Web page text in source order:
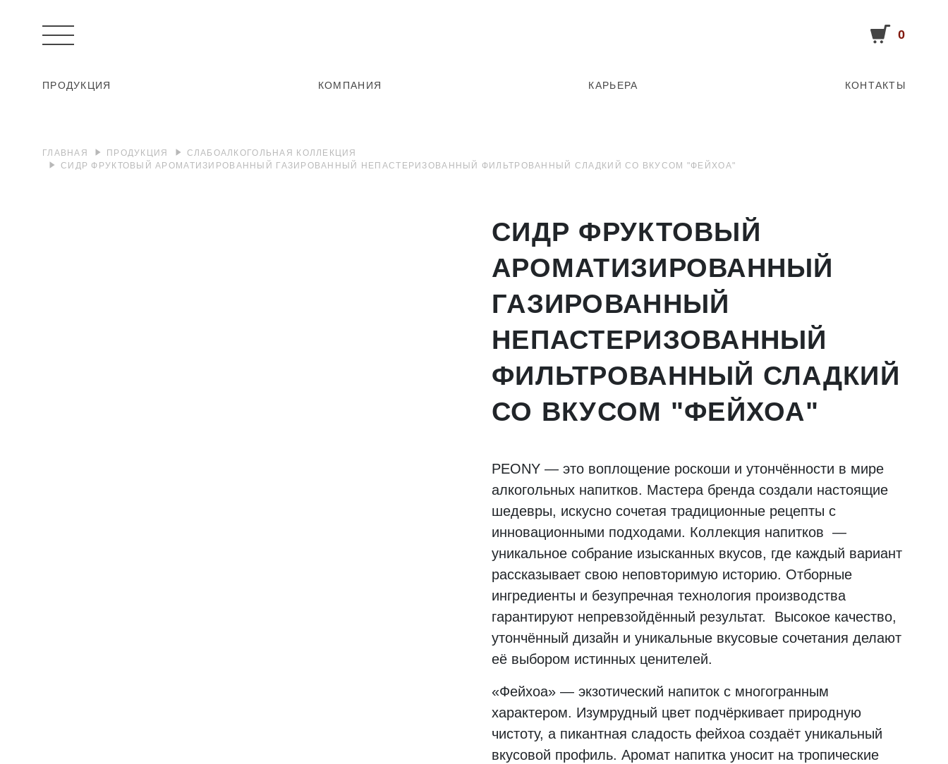
0
ПРОДУКЦИЯ КОМПАНИЯ КАРЬЕРА КОНТАКТЫ
ГЛАВНАЯ ПРОДУКЦИЯ
СЛАБОАЛКОГОЛЬНАЯ КОЛЛЕКЦИЯ
СИДР ФРУКТОВЫЙ АРОМАТИЗИРОВАННЫЙ ГАЗИРОВАННЫЙ НЕПАСТЕРИЗОВАННЫЙ ФИЛЬТРОВАННЫЙ СЛАДКИЙ СО ВКУСОМ "ФЕЙХОА"
СИДР ФРУКТОВЫЙ
АРОМАТИЗИРОВАННЫЙ
ГАЗИРОВАННЫЙ
НЕПАСТЕРИЗОВАННЫЙ
ФИЛЬТРОВАННЫЙ СЛАДКИЙ
СО ВКУСОМ "ФЕЙХОА"
PEONY — это воплощение роскоши и утончённости в мире
алкогольных напитков. Мастера бренда создали настоящие
шедевры, искусно сочетая традиционные рецепты с
инновационными подходами. Коллекция напитков —
уникальное собрание изысканных вкусов, где каждый вариант
рассказывает свою неповторимую историю. Отборные
ингредиенты и безупречная технология производства
гарантируют непревзойдённый результат. Высокое качество,
утончённый дизайн и уникальные вкусовые сочетания делают
её выбором истинных ценителей.
«Фейхоа» — экзотический напиток с многогранным
характером. Изумрудный цвет подчёркивает природную
чистоту, а пикантная сладость фейхоа создаёт уникальный
вкусовой профиль. Аромат напитка уносит на тропические